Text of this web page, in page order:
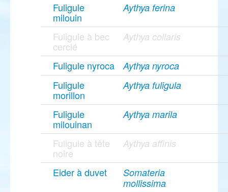
Fuligule
milouin
Aythya ferina
Fuligule à bec
cerclé
Aythya collaris
Fuligule nyroca Aythya nyroca
Fuligule
morillon
Aythya fuligula
Fuligule
milouinan
Aythya marila
Fuligule à tête
noire
Aythya affinis
Eider à duvet
Somateria
mollissima